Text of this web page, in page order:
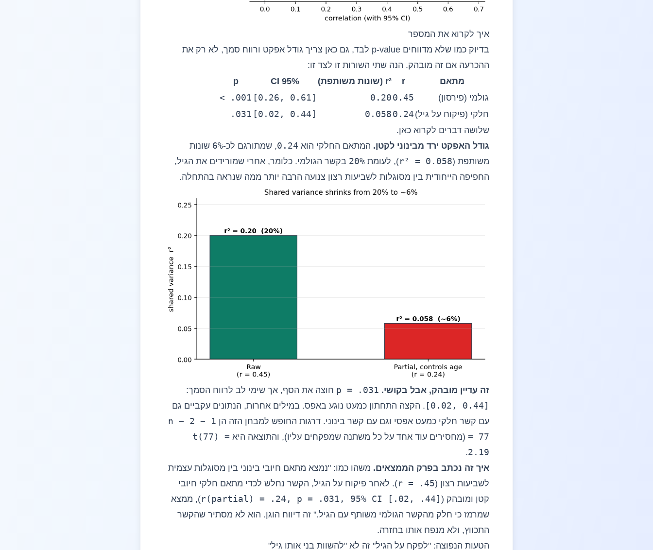
איך לקרוא את המספר
בדיוק כמו שלא מדווחים p-value לבד, גם כאן צריך גודל אפקט ורווח סמך, לא רק את
ההכרעה אם זה מובהק. הנה שתי השורות זו לצד זו:
מתאם
r r² (שונות משותפת) 95% CI
p
גולמי (פירסון)
0.45
0.20
[0.26, 0.61]
< .001
חלקי (פיקוח על גיל) 0.24
0.058
[0.02, 0.44]
.031
שלושה דברים לקרוא כאן.
גודל האפקט ירד מבינוני לקטן. המתאם החלקי הוא 0.24, שמתורגם לכ-6% שונות
משותפת (r² = 0.058), לעומת 20% בקשר הגולמי. כלומר, אחרי שמורידים את הגיל,
החפיפה הייחודית בין מסוגלות לשביעות רצון צנועה הרבה יותר ממה שנראה בהתחלה.
זה עדיין מובהק, אבל בקושי. p = .031 חוצה את הסף, אך שימי לב לרווח הסמך:
[0.02, 0.44] . הקצה התחתון כמעט נוגע באפס. במילים אחרות, הנתונים עקביים גם
עם קשר חלקי כמעט אפסי וגם עם קשר בינוני. דרגות החופש למבחן הזה הן n − 2 − 1
= 77 (מחסירים עוד אחד על כל משתנה שמפקחים עליו), והתוצאה היא t(77) =
2.19
.
איך זה נכתב בפרק הממצאים. משהו כמו: "נמצא מתאם חיובי בינוני בין מסוגלות עצמית
לשביעות רצון (r = .45). לאחר פיקוח על הגיל, הקשר נחלש לכדי מתאם חלקי חיובי
קטן ומובהק ( r(partial) = .24, p = .031, 95% CI [.02, .44]), ממצא
שמרמז כי חלק מהקשר הגולמי משותף עם הגיל." זה דיווח הוגן. הוא לא מסתיר שהקשר
התכווץ, ולא מנפח אותו בחזרה.
הטעות הנפוצה: "לפקח על הגיל" זה לא "להשוות בני אותו גיל"